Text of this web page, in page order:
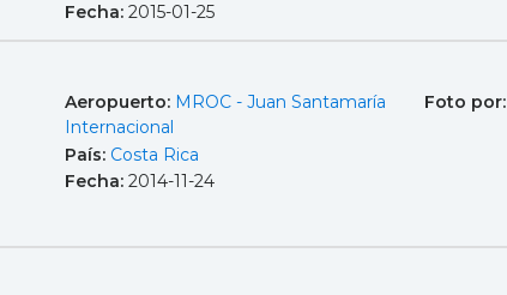
Fecha: 2015-01-25
Aeropuerto: MROC - Juan Santamaría
Internacional
País: Costa Rica
Fecha: 2014-11-24
Foto por: